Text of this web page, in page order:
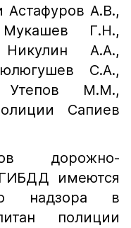
Астафуров А.В.,
Г.Н.,
А.А.,
С.А.,
Утепов М.М.,
Сапиев
дорожно-
имеются
надзора в
полиции